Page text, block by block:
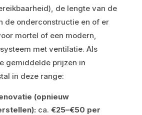
de lengte van de
de onderconstructie en of er
mortel of een modern,
met ventilatie. Als
gemiddelde prijzen in
in deze range:
(opnieuw
ca. €25–€50 per